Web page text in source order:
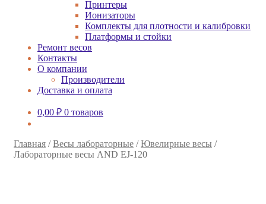
Принтеры
Ионизаторы
Комплекты для плотности и калибровки
Платформы и стойки
Ремонт весов
Контакты
О компании
Производители
Доставка и оплата
0,00 ₽ 0 товаров
Главная /Весы лабораторные /Ювелирные весы /
Лабораторные весы AND EJ-120